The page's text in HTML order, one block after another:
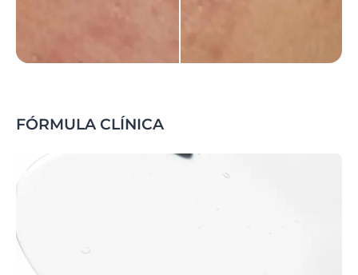
FÓRMULA CLÍNICA